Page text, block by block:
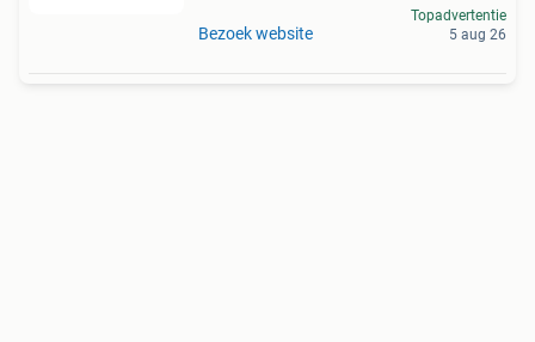
Bezoek website
Topadvertentie
5 aug 26